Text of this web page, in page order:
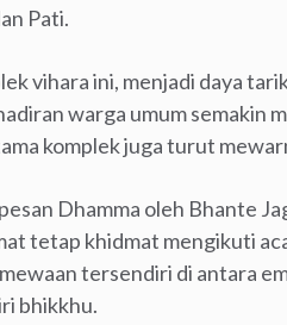
Pati.
vihara ini, menjadi daya
warga umum semakin
komplek juga turut
Dhamma oleh Bhante
tetap khidmat mengikuti
tersendiri di antara
bhikkhu.